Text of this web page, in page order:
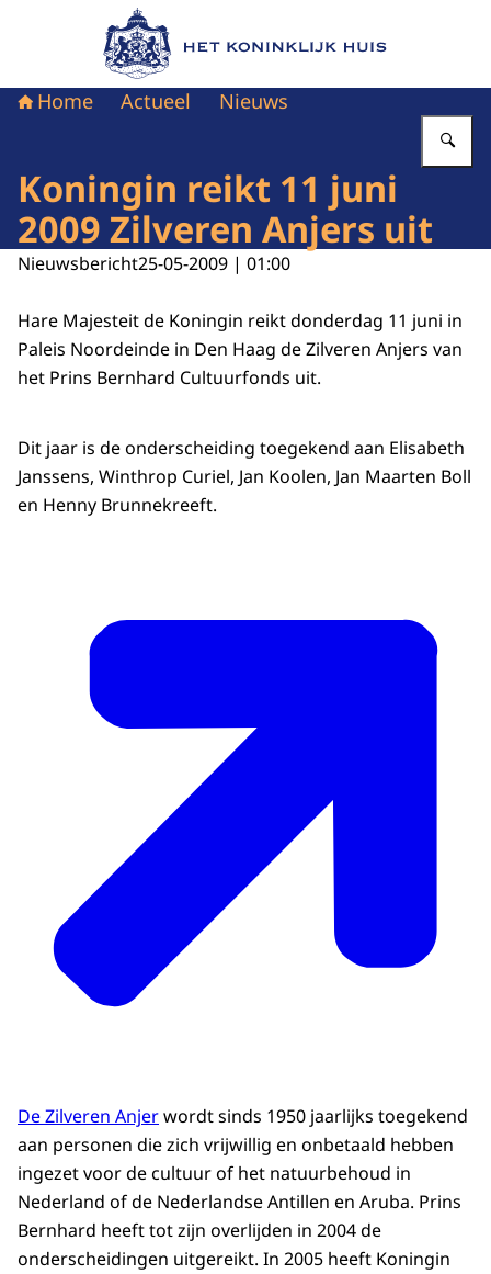
Naar de homepage van Het Koninklijk Huis
Home Actueel Nieuws
Koningin reikt 11 juni
2009 Zilveren Anjers uit
Nieuwsbericht25-05-2009 | 01:00
Hare Majesteit de Koningin reikt donderdag 11 juni in
Paleis Noordeinde in Den Haag de Zilveren Anjers van
het Prins Bernhard Cultuurfonds uit.
Dit jaar is de onderscheiding toegekend aan Elisabeth
Janssens, Winthrop Curiel, Jan Koolen, Jan Maarten Boll
en Henny Brunnekreeft.
De Zilveren Anjerwordt sinds 1950 jaarlijks toegekend
aan personen die zich vrijwillig en onbetaald hebben
ingezet voor de cultuur of het natuurbehoud in
Nederland of de Nederlandse Antillen en Aruba. Prins
Bernhard heeft tot zijn overlijden in 2004 de
onderscheidingen uitgereikt. In 2005 heeft Koningin